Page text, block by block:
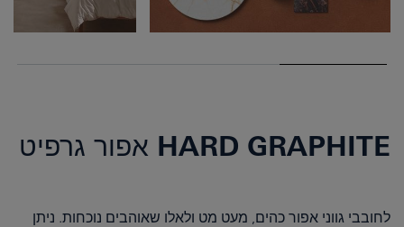
HARD GRAPHITE אפור גרפיט
לחובבי גווני אפור כהים, מעט מט ולאלו שאוהבים נוכחות. ניתן